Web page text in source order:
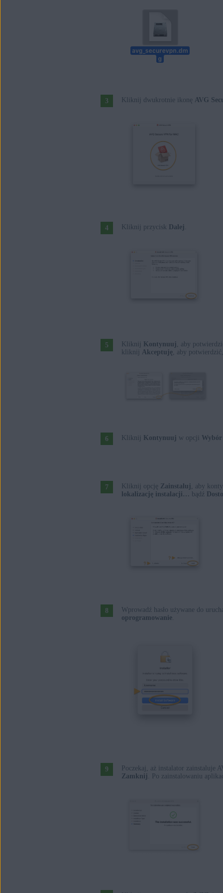
Kliknij dwukrotnie ikonę AVG
Kliknij przycisk Dalej.
Kliknij Kontynuuj , aby
kliknij Akceptuję , aby
Kliknij Kontynuuj w opcji
Kliknij opcję Zainstaluj , aby
lokalizację instalacji… bądź
Wprowadź hasło używane do
oprogramowanie.
Poczekaj, aż instalator zainstaluje
Zamknij. Po zainstalowaniu